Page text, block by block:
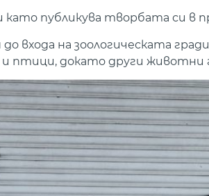
публикува творбата си в
входа на зоологическата
и птици, докато други